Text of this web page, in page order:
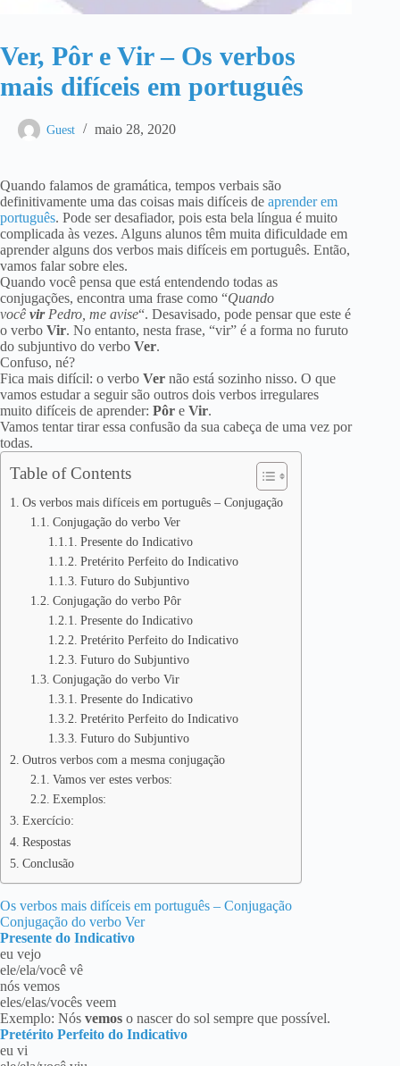
Ver, Pôr e Vir – Os verbos
mais difíceis em português
Guest maio 28, 2020
Quando falamos de gramática, tempos verbais são
definitivamente uma das coisas mais difíceis de aprender em
português. Pode ser desafiador, pois esta bela língua é muito
complicada às vezes. Alguns alunos têm muita dificuldade em
aprender alguns dos verbos mais difíceis em português. Então,
vamos falar sobre eles.
Quando você pensa que está entendendo todas as
conjugações, encontra uma frase como “Quando
você virPedro, me avise“. Desavisado, pode pensar que este é
o verbo Vir. No entanto, nesta frase, “vir” é a forma no furuto
do subjuntivo do verbo Ver.
Confuso, né?
Fica mais difícil: o verbo Ver não está sozinho nisso. O que
vamos estudar a seguir são outros dois verbos irregulares
muito difíceis de aprender: Pôr e Vir.
Vamos tentar tirar essa confusão da sua cabeça de uma vez por
todas.
Table of Contents
Os verbos mais difíceis em português – Conjugação
Conjugação do verbo Ver
Presente do Indicativo
Pretérito Perfeito do Indicativo
Futuro do Subjuntivo
Conjugação do verbo Pôr
Presente do Indicativo
Pretérito Perfeito do Indicativo
Futuro do Subjuntivo
Conjugação do verbo Vir
Presente do Indicativo
Pretérito Perfeito do Indicativo
Futuro do Subjuntivo
Outros verbos com a mesma conjugação
Vamos ver estes verbos:
Exemplos:
Exercício:
Respostas
Conclusão
Os verbos mais difíceis em português – Conjugação
Conjugação do verbo Ver
Presente do Indicativo
eu vejo
ele/ela/você vê
nós vemos
eles/elas/vocês veem
Exemplo: Nós vemos o nascer do sol sempre que possível.
Pretérito Perfeito do Indicativo
eu vi